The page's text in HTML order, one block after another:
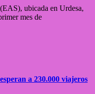
ubicada en Urdesa,
mes de
a 230.000 viajeros